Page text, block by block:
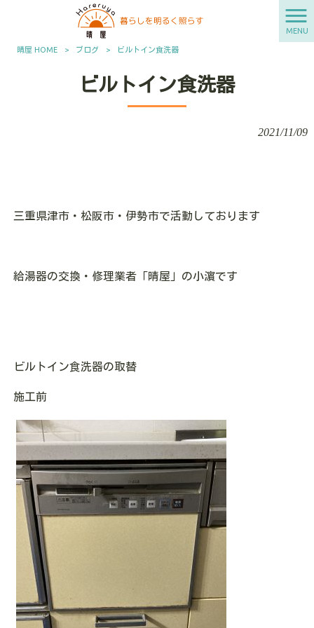
MENU
晴屋 HOME > ブログ > ビルトイン食洗器
ビルトイン食洗器
2021/11/09
三重県津市・松阪市・伊勢市で活動しております
給湯器の交換・修理業者「晴屋」の小濵です
ビルトイン食洗器の取替
施工前